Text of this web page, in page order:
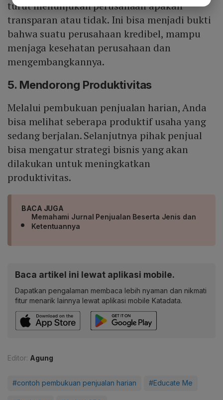
turut menunjukan perusahaan apakah
transparan atau tidak. Ini bisa menjadi bukti
bahwa suatu perusahaan kredibel, mampu
menjaga kesehatan perusahaan dan
mengembangkannya.
5. Mendorong Produktivitas
Melalui pembukuan penjualan harian, Anda
bisa melihat seberapa produktif usaha yang
sedang berjalan. Selanjutnya pihak penjual
bisa mengatur strategi bisnis yang akan
dilakukan untuk meningkatkan
produktivitas.
BACA JUGA
Memahami Jurnal Penjualan Beserta Jenis dan
Ketentuannya
Baca artikel ini lewat aplikasi mobile.
Dapatkan pengalaman membaca lebih nyaman dan nikmati
fitur menarik lainnya lewat aplikasi mobile Katadata.
Editor: Agung
#contoh pembukuan penjualan harian #Educate Me